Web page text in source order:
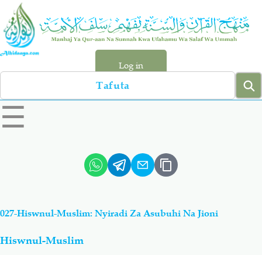
Skip
main
content
Log in
Search
left
sidebar
☰
Hadiyth
027-Hiswnul-Muslim: Nyiradi Za Asubuhi Na Jioni
Hiswnul-Muslim